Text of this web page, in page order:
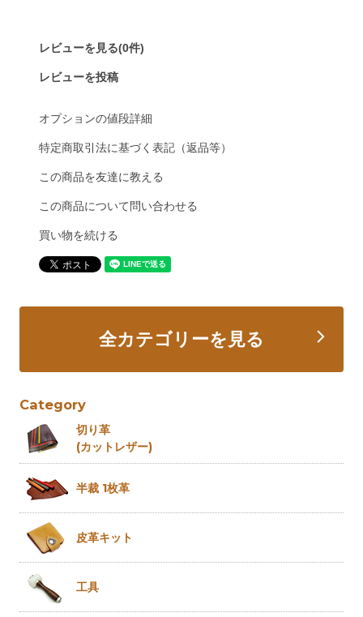
レビューを見る(0件)
レビューを投稿
オプションの値段詳細
特定商取引法に基づく表記（返品等）
この商品を友達に教える
この商品について問い合わせる
買い物を続ける
全カテゴリーを見る
Category
切り革
(カットレザー)
半裁 1枚革
皮革キット
工具